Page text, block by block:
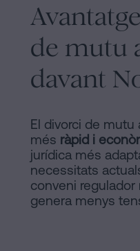
de mutu
davant
El divorci de mutu
més ràpid i
jurídica més
necessitats
conveni
genera menys